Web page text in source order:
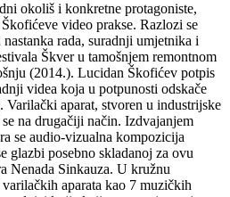
okoliš i konkretne protagoniste,
video prakse. Razlozi se
rada, suradnji umjetnika i
Škver u tamošnjem remontnom
(2014.). Lucidan Škofićev potpis
videa koja u potpunosti odskače
Varilački aparat, stvoren u industrijske
na drugačiji način. Izdvajanjem
se audio-vizualna kompozicija
glazbi posebno skladanoj za ovu
Nenada Sinkauza. U kružnu
aparata kao 7 muzičkih